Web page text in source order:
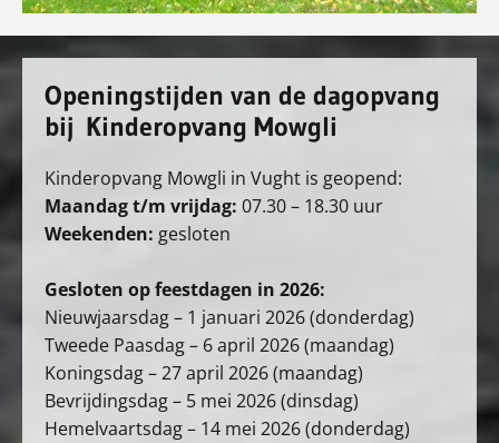
Openingstijden van de dagopvang
bij Kinderopvang Mowgli
Kinderopvang Mowgli in Vught is geopend:
Maandag t/m vrijdag: 07.30 – 18.30 uur
Weekenden: gesloten
Gesloten op feestdagen in 2026:
Nieuwjaarsdag – 1 januari 2026 (donderdag)
Tweede Paasdag – 6 april 2026 (maandag)
Koningsdag – 27 april 2026 (maandag)
Bevrijdingsdag – 5 mei 2026 (dinsdag)
Hemelvaartsdag – 14 mei 2026 (donderdag)